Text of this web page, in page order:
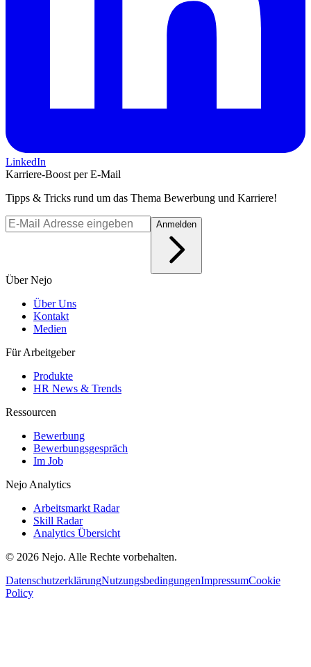
LinkedIn
Karriere-Boost per E-Mail
Tipps & Tricks rund um das Thema Bewerbung und Karriere!
Anmelden
Über Nejo
Über Uns
Kontakt
Medien
Für Arbeitgeber
Produkte
HR News & Trends
Ressourcen
Bewerbung
Bewerbungsgespräch
Im Job
Nejo Analytics
Arbeitsmarkt Radar
Skill Radar
Analytics Übersicht
© 2026 Nejo. Alle Rechte vorbehalten.
DatenschutzerklärungNutzungsbedingungenImpressumCookie
Policy